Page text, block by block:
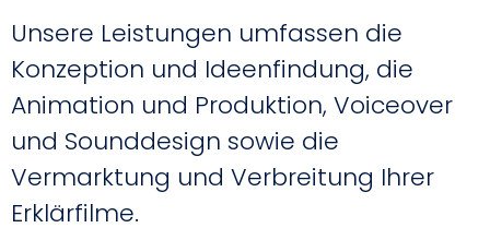
Unsere Leistungen umfassen die
Konzeption und Ideenfindung, die
Animation und Produktion, Voiceover
und Sounddesign sowie die
Vermarktung und Verbreitung Ihrer
Erklärfilme.